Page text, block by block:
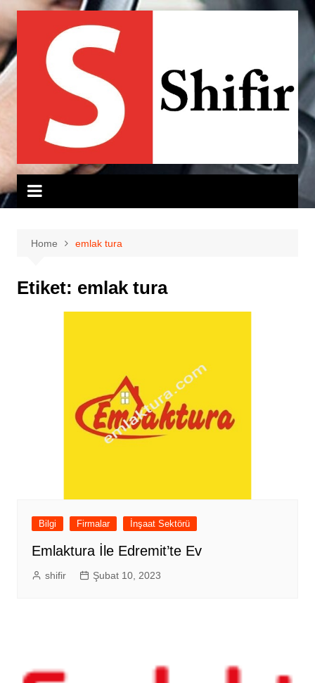
Skip
to
content
Home emlak tura
Etiket: emlak tura
Bilgi Firmalar İnşaat Sektörü
Emlaktura İle Edremit’te Ev
shifir Şubat 10, 2023